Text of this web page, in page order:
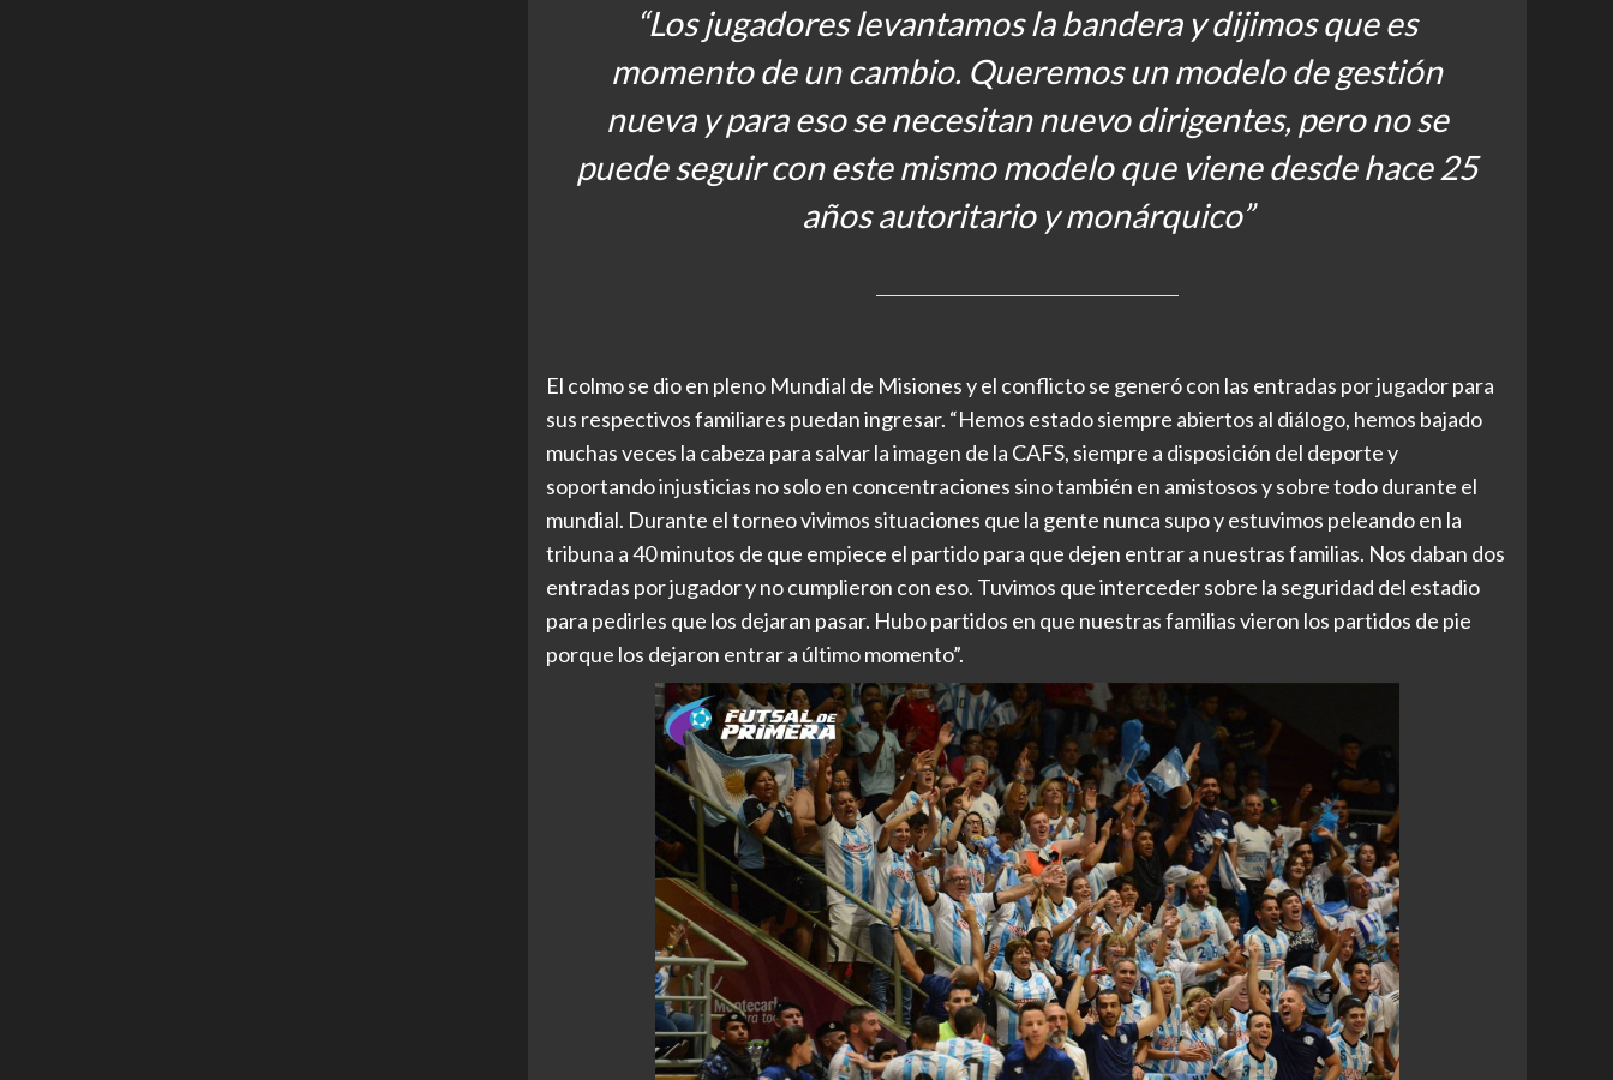
“Los jugadores levantamos la bandera y dijimos que es
momento de un cambio. Queremos un modelo de gestión
nueva y para eso se necesitan nuevo dirigentes, pero no se
puede seguir con este mismo modelo que viene desde hace 25
años autoritario y monárquico”
El colmo se dio en pleno Mundial de Misiones y el conflicto se generó con las entradas por jugador para
sus respectivos familiares puedan ingresar. “Hemos estado siempre abiertos al diálogo, hemos bajado
muchas veces la cabeza para salvar la imagen de la CAFS, siempre a disposición del deporte y
soportando injusticias no solo en concentraciones sino también en amistosos y sobre todo durante el
mundial. Durante el torneo vivimos situaciones que la gente nunca supo y estuvimos peleando en la
tribuna a 40 minutos de que empiece el partido para que dejen entrar a nuestras familias. Nos daban dos
entradas por jugador y no cumplieron con eso. Tuvimos que interceder sobre la seguridad del estadio
para pedirles que los dejaran pasar. Hubo partidos en que nuestras familias vieron los partidos de pie
porque los dejaron entrar a último momento”.